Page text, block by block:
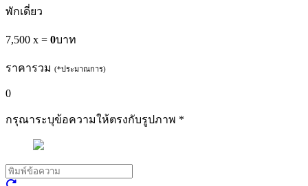
พักเดี่ยว
7,500 x = 0บาท
ราคารวม (*ประมาณการ)
0
กรุณาระบุข้อความให้ตรงกับรูปภาพ *